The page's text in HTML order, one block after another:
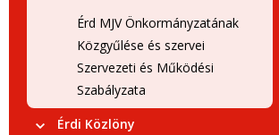
Érd MJV Önkormányzatának
Közgyűlése és szervei
Szervezeti és Működési
Szabályzata
Érdi Közlöny